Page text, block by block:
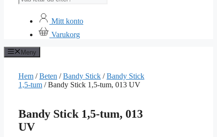
Mitt konto
Varukorg
Meny
Hem /Beten /Bandy Stick /Bandy Stick
1,5-tum / Bandy Stick 1,5-tum, 013 UV
Bandy Stick 1,5-tum, 013
UV